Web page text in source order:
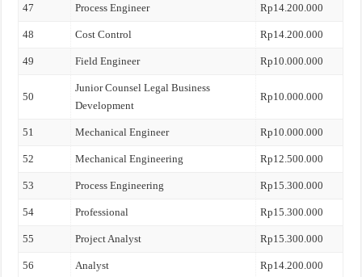
47 Process Engineer Rp14.200.000
48 Cost Control Rp14.200.000
49 Field Engineer Rp10.000.000
50
Junior Counsel Legal Business
Development
Rp10.000.000
51 Mechanical Engineer Rp10.000.000
52 Mechanical Engineering Rp12.500.000
53 Process Engineering Rp15.300.000
54 Professional Rp15.300.000
55 Project Analyst Rp15.300.000
56 Analyst Rp14.200.000